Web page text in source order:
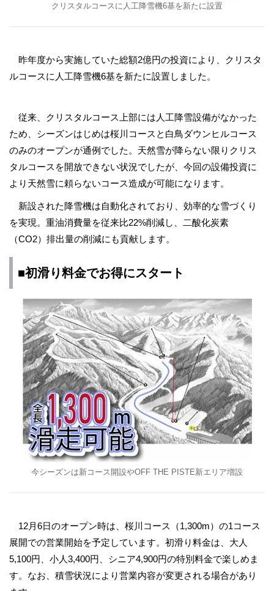
クリスタルコースに人工降雪機6基を新たに設置
昨年度から実施していた総額2億円の投資により、クリスタ
ルコースに人工降雪機6基を新たに設置しました。
従来、クリスタルコース上部には人工降雪設備がなかった
ため、シーズンはじめは桜川コースと白鳥ダウンヒルコース
のみのオープンが通例でした。天然雪が降らない限りクリス
タルコースを開放できない状況でしたが、今回の設備投資に
より天然雪に頼らないコース造成が可能になります。
新設された降雪機は自動化されており、効率的な雪づくり
を実現。重油消費量を従来比22%削減し、二酸化炭素
（CO2）排出量の削減にも貢献します。
■初滑り料金でお得にスタート
今シーズンは新コース開設やOFF THE PISTE新エリア増設
12月6日のオープン時は、桜川コース（1,300m）の1コース
展開での営業開始を予定しています。初滑り料金は、大人
5,100円、小人3,400円、シニア4,900円の特別料金で楽しめま
す。なお、積雪状況により営業内容が変更される場合があり